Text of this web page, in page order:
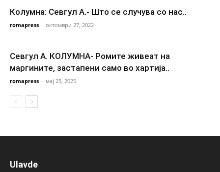
Колумна: Севгул А.- Што се случува со нас..
romapress - октомври 27, 2022
Севгул А. КОЛУМНА- Ромите живеат на
маргините, застапени само во хартија..
romapress - мај 25, 2025
Ulavde